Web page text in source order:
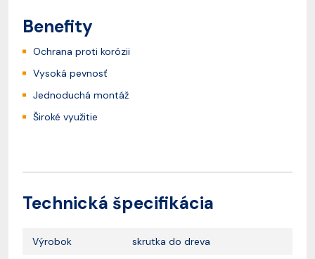
Benefity
Ochrana proti korózii
Vysoká pevnosť
Jednoduchá montáž
Široké využitie
Technická špecifikácia
Výrobok skrutka do dreva